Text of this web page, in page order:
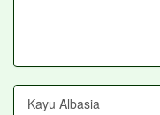
Kayu Albasia